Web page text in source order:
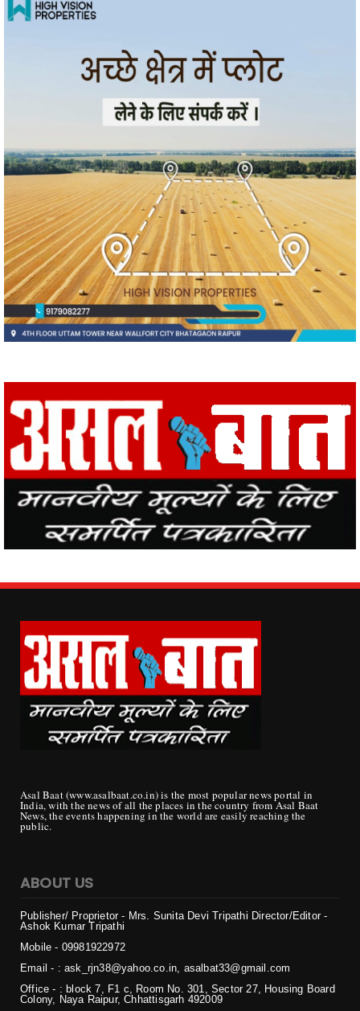
Asal Baat (www.asalbaat.co.in) is the most popular news portal in
ABOUT US
Ashok Kumar Tripathi
Email - : ask_rjn38@yahoo.co.in, asalbat33@gmail.com
Office - : block 7, F1 c, Room No. 301, Sector 27, Housing Board
Colony, Naya Raipur, Chhattisgarh 492009
Copyright © 2026 | असल बात (Asal Baat) | All Rights Reserved